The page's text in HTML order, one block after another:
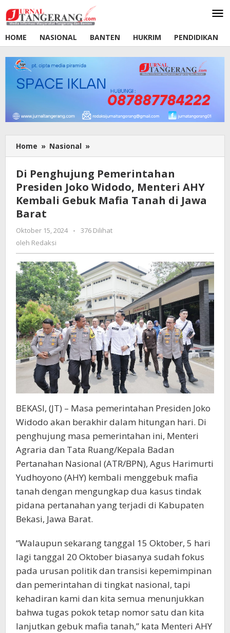
ke
konten
HOME
NASIONAL BANTEN HUKRIM PENDIDIKAN
Home » Nasional »
Penghujung
Presiden
Joko
Widodo,
Kembali
Mafia
Tanah
di
Jawa
Barat
Di Penghujung Pemerintahan
Presiden Joko Widodo, Menteri AHY
Kembali Gebuk Mafia Tanah di Jawa
Barat
Oktober 15, 2024
oleh
-
376 Dilihat
oleh Redaksi
BEKASI, (JT) – Masa pemerintahan Presiden Joko
Widodo akan berakhir dalam hitungan hari. Di
penghujung masa pemerintahan ini, Menteri
Agraria dan Tata Ruang/Kepala Badan
Pertanahan Nasional (ATR/BPN), Agus Harimurti
Yudhoyono (AHY) kembali menggebuk mafia
tanah dengan mengungkap dua kasus tindak
pidana pertanahan yang terjadi di Kabupaten
Bekasi, Jawa Barat.
“Walaupun sekarang tanggal 15 Oktober, 5 hari
lagi tanggal 20 Oktober biasanya sudah fokus
pada urusan politik dan transisi kepemimpinan
dan pemerintahan di tingkat nasional, tapi
kehadiran kami dan kita semua menunjukkan
bahwa tugas pokok tetap nomor satu dan kita
lanjutkan gebuk mafia tanah,” kata Menteri AHY